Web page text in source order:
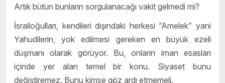
Artık bütün bunların sorgulanacağı vakit gelmedi mi?
İsrailoğulları, kendileri dışındaki herkesi “Amelek” yani
Yahudilerin, yok edilmesi gereken en büyük ezeli
düşmanı olarak görüyor. Bu, onların iman esasları
içinde yer alan temel bir konu. Siyaset bunu
değiştiremez. Bunu kimse göz ardı etmemeli.